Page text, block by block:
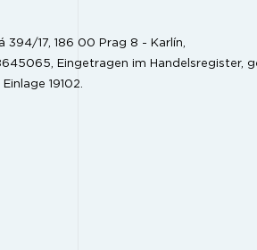
394/17, 186 00 Prag 8 - Karlín,
Eingetragen im Handelsregister,
19102.